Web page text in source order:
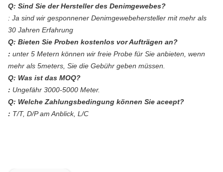
Q: Sind Sie der Hersteller des Denimgewebes?
: Ja sind wir gesponnener Denimgewebehersteller mit mehr als
30 Jahren Erfahrung
Q: Bieten Sie Proben kostenlos vor Aufträgen an?
: unter 5 Metern können wir freie Probe für Sie anbieten, wenn
mehr als 5meters, Sie die Gebühr geben müssen.
Q: Was ist das MOQ?
: Ungefähr 3000-5000 Meter.
Q: Welche Zahlungsbedingung können Sie aceept?
: T/T, D/P am Anblick, L/C